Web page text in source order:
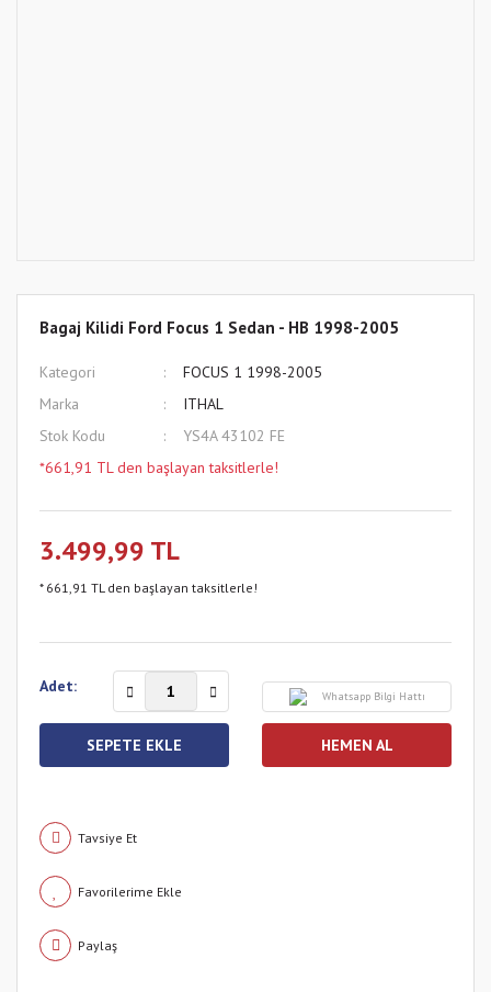
Bagaj Kilidi Ford Focus 1 Sedan - HB 1998-2005
Kategori
FOCUS 1 1998-2005
Marka
ITHAL
Stok Kodu
YS4A 43102 FE
*661,91 TL den başlayan taksitlerle!
3.499,99 TL
* 661,91 TL den başlayan taksitlerle!
Adet:
Whatsapp Bilgi Hattı
SEPETE EKLE HEMEN AL
Tavsiye Et
Paylaş